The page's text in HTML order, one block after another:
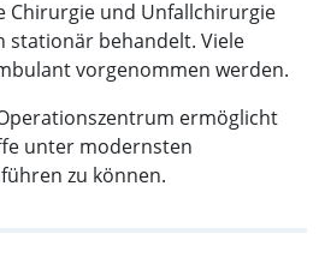
Chirurgie und Unfallchirurgie
stationär behandelt. Viele
vorgenommen werden.
ermöglicht
unter modernsten
zu können.